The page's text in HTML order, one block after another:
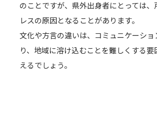
のことですが、県外出身者にとっては、
レスの原因となることがあります。
文化や方言の違いは、コミュニケーシ
り、地域に溶け込むことを難しくする
えるでしょう。